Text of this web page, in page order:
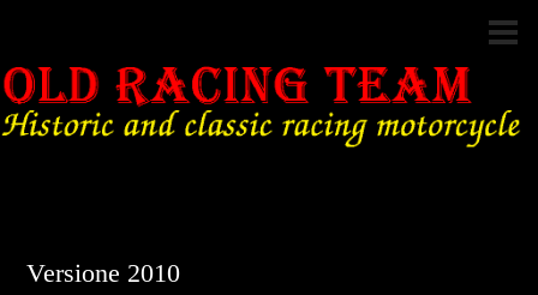
Versione 2010